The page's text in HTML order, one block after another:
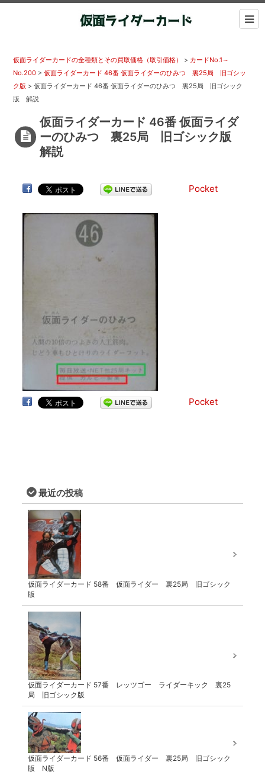
仮面ライダーカードの全種類とその買取価格（取引価格） > カードNo.1～
No.200 >仮面ライダーカード 46番 仮面ライダーのひみつ 裏25局 旧ゴシッ
ク版 >仮面ライダーカード 46番 仮面ライダーのひみつ 裏25局 旧ゴシック
版 解説
仮面ライダーカード 46番 仮面ライダ
ーのひみつ 裏25局 旧ゴシック版
解説
Pocket
Pocket
最近の投稿
仮面ライダーカード 58番 仮面ライダー 裏25局 旧ゴシック
版
仮面ライダーカード 57番 レッツゴー ライダーキック 裏25
局 旧ゴシック版
仮面ライダーカード 56番 仮面ライダー 裏25局 旧ゴシック
版 N版